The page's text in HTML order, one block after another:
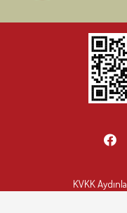
KVKK